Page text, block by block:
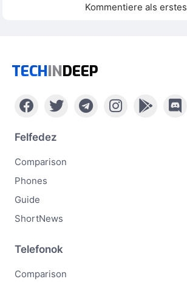
Kommentiere als erstes
TECHINDEEP
Felfedez
Comparison
Phones
Guide
ShortNews
Telefonok
Comparison